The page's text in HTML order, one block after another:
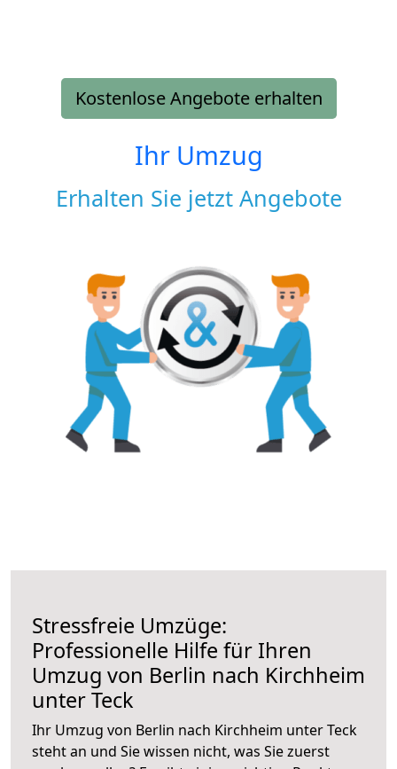
Kostenlose Angebote erhalten
Ihr Umzug
Erhalten Sie jetzt Angebote
Stressfreie Umzüge:
Professionelle Hilfe für Ihren
Umzug von Berlin nach Kirchheim
unter Teck
Ihr Umzug von Berlin nach Kirchheim unter Teck
steht an und Sie wissen nicht, was Sie zuerst